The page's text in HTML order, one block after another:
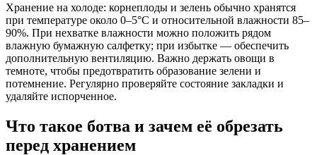
Хранение на холоде: корнеплоды и зелень обычно хранятся
при температуре около 0–5°C и относительной влажности 85–
90%. При нехватке влажности можно положить рядом
влажную бумажную салфетку; при избытке — обеспечить
дополнительную вентиляцию. Важно держать овощи в
темноте, чтобы предотвратить образование зелени и
потемнение. Регулярно проверяйте состояние закладки и
удаляйте испорченное.
Что такое ботва и зачем её обрезать
перед хранением